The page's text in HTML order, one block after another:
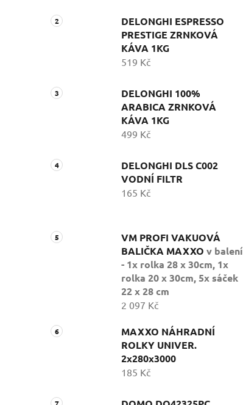
DELONGHI ESPRESSO
PRESTIGE ZRNKOVÁ
KÁVA 1KG
519 Kč
DELONGHI 100%
ARABICA ZRNKOVÁ
KÁVA 1KG
499 Kč
DELONGHI DLS C002
VODNÍ FILTR
165 Kč
VM PROFI VAKUOVÁ
BALIČKA MAXXO v balení
- 1x rolka 28 x 30cm, 1x
rolka 20 x 30cm, 5x sáček
22 x 28 cm
2 097 Kč
MAXXO NÁHRADNÍ
ROLKY UNIVER.
2x280x3000
185 Kč